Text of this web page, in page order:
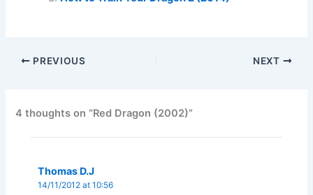
PREVIOUS NEXT
4 thoughts on “Red Dragon (2002)”
Thomas D.J
14/11/2012 at 10:56